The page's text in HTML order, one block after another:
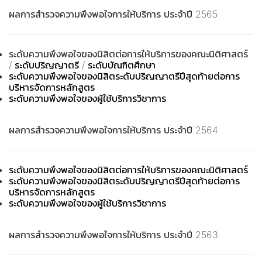
ผลการสำรวจความพึงพอใจการให้บริการ ประจำปี 2565
ระดับความพึงพอใจของนิสิตต่อการให้บริการของคณะนิติศาสตร์
/ ระดับปริญญาตรี / ระดับบัณฑิตศึกษา
ระดับความพึงพอใจของนิสิตระดับปริญญาตรีปีสุดท้ายต่อการ
บริหารจัดการหลักสูตร
ระดับความพึงพอใจของผู้ใช้บริการวิชาการ
ผลการสำรวจความพึงพอใจการให้บริการ ประจำปี 2564
ระดับความพึงพอใจของนิสิตต่อการให้บริการของคณะนิติศาสตร์
ระดับความพึงพอใจของนิสิตระดับปริญญาตรีปีสุดท้ายต่อการ
บริหารจัดการหลักสูตร
ระดับความพึงพอใจของผู้ใช้บริการวิชาการ
ผลการสำรวจความพึงพอใจการให้บริการ ประจำปี 2563